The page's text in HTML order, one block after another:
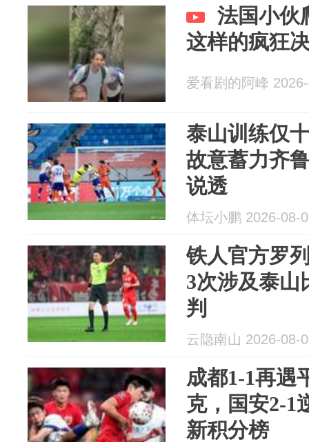
法国小伙
这样的疯狂
爱看剧的阿峰
泰山训练仅
故意蓄力齐
说透
体坛小鹏 2026-08-
铁人官方罗
3次涉及泰山
判
云隐南山 2026-08-
成都1-1再遇
克，国安2-1
新积分榜